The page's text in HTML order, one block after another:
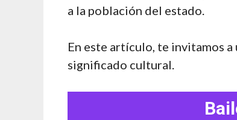
a la población del estado.
En este artículo, te invitamos
significado cultural.